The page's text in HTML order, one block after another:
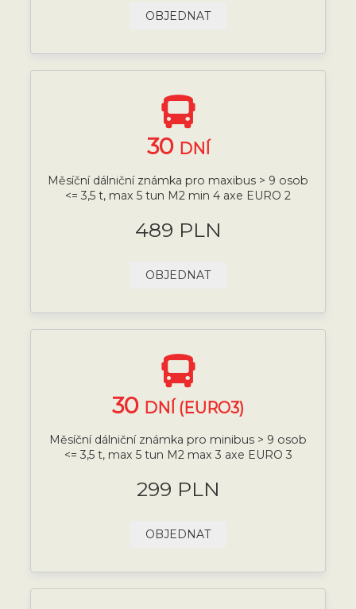
OBJEDNAT
30 DNÍ
Měsíční dálniční známka pro maxibus > 9 osob
<= 3,5 t, max 5 tun M2 min 4 axe EURO 2
489 PLN
OBJEDNAT
30 DNÍ (EURO3)
Měsíční dálniční známka pro minibus > 9 osob
<= 3,5 t, max 5 tun M2 max 3 axe EURO 3
299 PLN
OBJEDNAT